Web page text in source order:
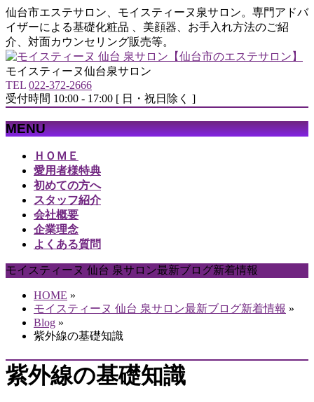
仙台市エステサロン、モイスティーヌ泉サロン。専門アドバ
イザーによる基礎化粧品 、美顔器、お手入れ方法のご紹
介、対面カウンセリング販売等。
モイスティーヌ仙台泉サロン
TEL 022-372-2666
受付時間 10:00 - 17:00 [ 日・祝日除く ]
MENU
ＨＯＭＥ
愛用者様特典
初めての方へ
スタッフ紹介
会社概要
企業理念
よくある質問
モイスティーヌ 仙台 泉サロン最新ブログ新着情報
HOME »
モイスティーヌ 仙台 泉サロン最新ブログ新着情報 »
Blog »
紫外線の基礎知識
紫外線の基礎知識